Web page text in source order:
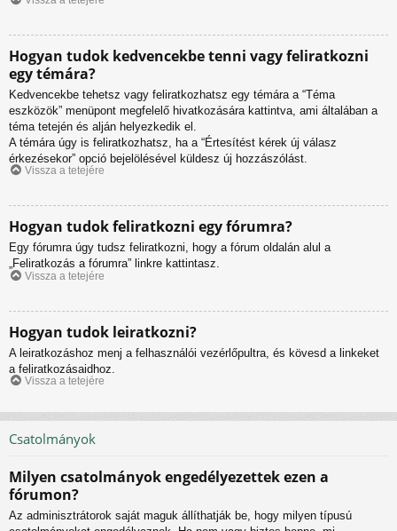
Hogyan tudok kedvencekbe tenni vagy feliratkozni
egy témára?
Kedvencekbe tehetsz vagy feliratkozhatsz egy témára a “Téma
eszközök” menüpont megfelelő hivatkozására kattintva, ami általában a
téma tetején és alján helyezkedik el.
A témára úgy is feliratkozhatsz, ha a “Értesítést kérek új válasz
érkezésekor” opció bejelölésével küldesz új hozzászólást.
Vissza a tetejére
Hogyan tudok feliratkozni egy fórumra?
Egy fórumra úgy tudsz feliratkozni, hogy a fórum oldalán alul a
„Feliratkozás a fórumra” linkre kattintasz.
Vissza a tetejére
Hogyan tudok leiratkozni?
A leiratkozáshoz menj a felhasználói vezérlőpultra, és kövesd a linkeket
a feliratkozásaidhoz.
Vissza a tetejére
Csatolmányok
Milyen csatolmányok engedélyezettek ezen a
fórumon?
Az adminisztrátorok saját maguk állíthatják be, hogy milyen típusú